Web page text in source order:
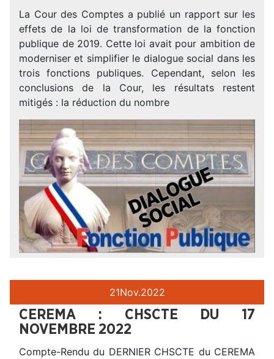
La Cour des Comptes a publié un rapport sur les
effets de la loi de transformation de la fonction
publique de 2019. Cette loi avait pour ambition de
moderniser et simplifier le dialogue social dans les
trois fonctions publiques. Cependant, selon les
conclusions de la Cour, les résultats restent
mitigés : la réduction du nombre
21Nov.2022
CEREMA : CHSCTE DU 17
NOVEMBRE 2022
Compte-Rendu du DERNIER CHSCTE du CEREMA